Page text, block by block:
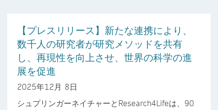
【プレスリリース】新たな連携により、
数千人の研究者が研究メソッドを共有
し、再現性を向上させ、世界の科学の進
展を促進
2025年12月 8日
シュプリンガーネイチャーとResearch4Lifeは、90